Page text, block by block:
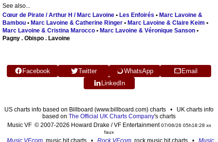
See also...
Cœur de Pirate / Arthur H / Marc Lavoine • Les Enfoirés • Marc Lavoine &
Bambou • Marc Lavoine & Catherine Ringer • Marc Lavoine & Claire Keim •
Marc Lavoine & Cristina Marocco • Marc Lavoine & Véronique Sanson •
Pagny . Obispo . Lavoine
Facebook Twitter WhatsApp
Email
LinkedIn
US charts info based on Billboard (www.billboard.com) charts • UK charts info
based on The Official UK Charts Company's charts
Music VF © 2007-2026 Howard Drake / VF Entertainment07/08/26 05h18:28 xx
faux
Music VF.com , music hit charts • Rock VF.com , rock music hit charts • Music